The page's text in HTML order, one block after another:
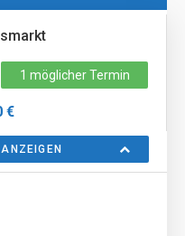
1 möglicher Termin
€